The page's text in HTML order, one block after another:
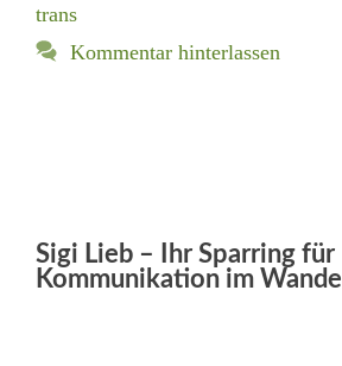
trans
Kommentar hinterlassen
Sigi Lieb – Ihr Sparring für
Kommunikation im Wandel